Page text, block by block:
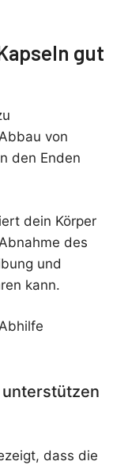
gut
von
den Enden
dein Körper
des
und
kann.
dass die